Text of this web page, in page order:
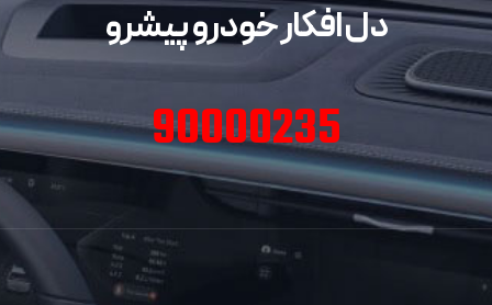
دل افکار خودرو پیشرو
90000235